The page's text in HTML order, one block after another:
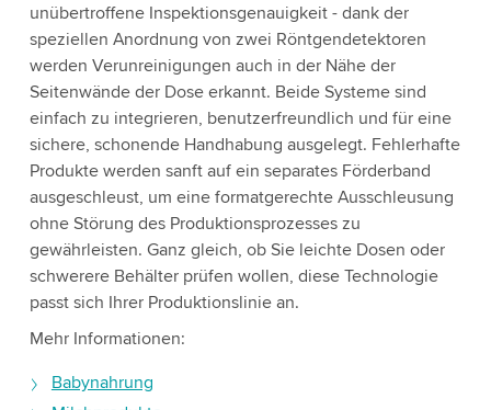
unübertroffene Inspektionsgenauigkeit - dank der
speziellen Anordnung von zwei Röntgendetektoren
werden Verunreinigungen auch in der Nähe der
Seitenwände der Dose erkannt. Beide Systeme sind
einfach zu integrieren, benutzerfreundlich und für eine
sichere, schonende Handhabung ausgelegt. Fehlerhafte
Produkte werden sanft auf ein separates Förderband
ausgeschleust, um eine formatgerechte Ausschleusung
ohne Störung des Produktionsprozesses zu
gewährleisten. Ganz gleich, ob Sie leichte Dosen oder
schwerere Behälter prüfen wollen, diese Technologie
passt sich Ihrer Produktionslinie an.
Mehr Informationen:
Babynahrung